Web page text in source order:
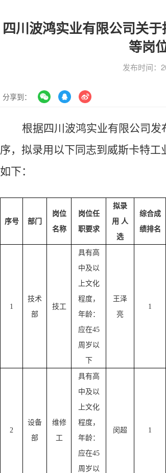
四川波鸿实业有限公司关
等岗
发布时间：
分享到：
根据四川波鸿实业有限公司
序，拟录用以下同志到 威斯卡特工
如下：
序号 部门
岗位
名称
岗位任
职要求
拟录
用 人
选
综合成
绩排名
1
技术
部
技工
具有高
中及以
上文化
程度，
年龄：
应在45
周岁以
下
王泽
亮
1
2
设备
部
维修
工
具有高
中及以
上文化
程度，
年龄：
应在45
周岁以
闵超 1